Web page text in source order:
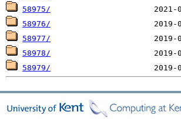
58975/
58976/
58977/
58978/
58979/